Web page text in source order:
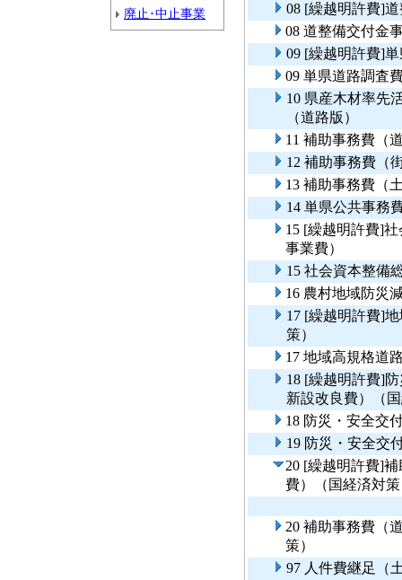
廃止･中止事業
08 [繰越明許費]
08 道整備交付金
09 [繰越明許費]
09 単県道路調査
10 県産木材率先
（道路版）
11 補助事務費（
12 補助事務費（
13 補助事務費（
14 単県公共事務
15 [繰越明許費]
事業費）
15 社会資本整備
16 農村地域防災
17 [繰越明許費]
策）
17 地域高規格道
18 [繰越明許費]
新設改良費）（
18 防災・安全交
19 防災・安全交
20 [繰越明許費]
費）（国経済対
20 補助事務費（
策）
97 人件費継足（